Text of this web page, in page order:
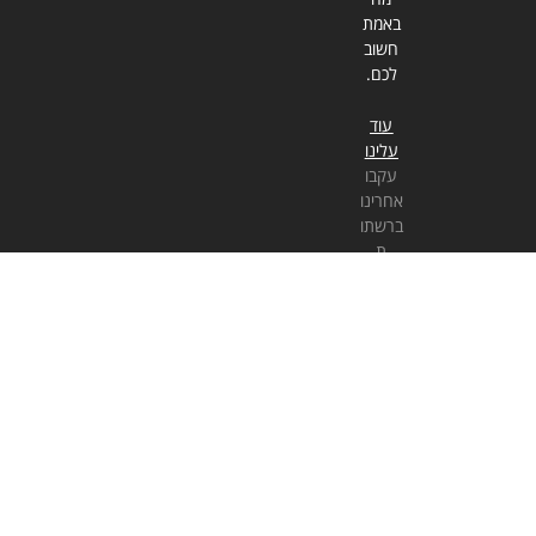
באמת
חשוב
לכם.
עוד
עלינו
עקבו
אחרינו
ברשתו
ת